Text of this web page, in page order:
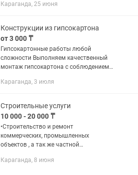
виды работ Демонтажные работы
Караганда, 25 июня
Конструкции из гипсокартона
от 3 000 ₸
Гипсокартонные работы любой
сложности Выполняем качественный
монтаж гипсокартона с соблюдением
аккуратно, надежно и с гарантией
Караганда, 3 июля
Строительные услуги
10 000 - 20 000 ₸
•Строительство и ремонт
коммерческих, промышленных
объектов , а так же частной
Квартиры (частично и под ключ),
Караганда, 8 июня